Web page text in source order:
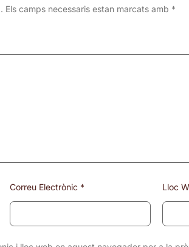
Els camps necessaris estan marcats amb *
Correu Electrònic * Lloc